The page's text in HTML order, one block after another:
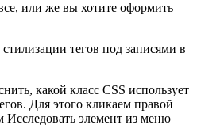
или же вы хотите оформить
тегов под записями в
какой класс CSS использует
Для этого кликаем правой
Исследовать элемент из меню